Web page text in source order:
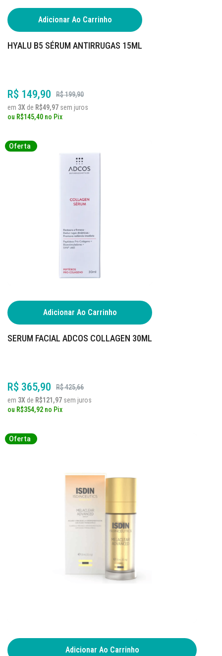
Adicionar Ao Carrinho
HYALU B5 SÉRUM ANTIRRUGAS 15ML
R$ 149,90
R$ 199,90
em 3X de R$49,97 sem juros
ou R$145,40 no Pix
Oferta
Oferta
Adicionar Ao Carrinho
SERUM FACIAL ADCOS COLLAGEN 30ML
R$ 365,90
R$ 425,66
em 3X de R$121,97 sem juros
ou R$354,92 no Pix
Oferta
Oferta
Adicionar Ao Carrinho